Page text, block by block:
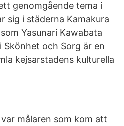
genomgående tema i
sig i städerna Kamakura
Yasunari Kawabata
och Sorg är en
kejsarstadens kulturella
målaren som kom att